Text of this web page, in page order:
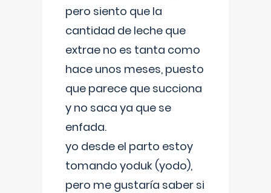
pero siento que la
cantidad de leche que
extrae no es tanta como
hace unos meses, puesto
que parece que succiona
y no saca ya que se
enfada.
yo desde el parto estoy
tomando yoduk (yodo),
pero me gustaría saber si